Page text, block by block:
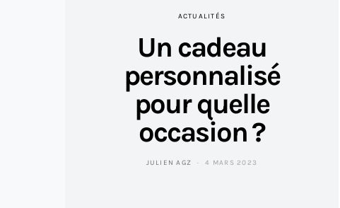
ACTUALITÉS
Un cadeau
personnalisé
pour quelle
occasion ?
JULIEN AGZ 4 MARS 2023